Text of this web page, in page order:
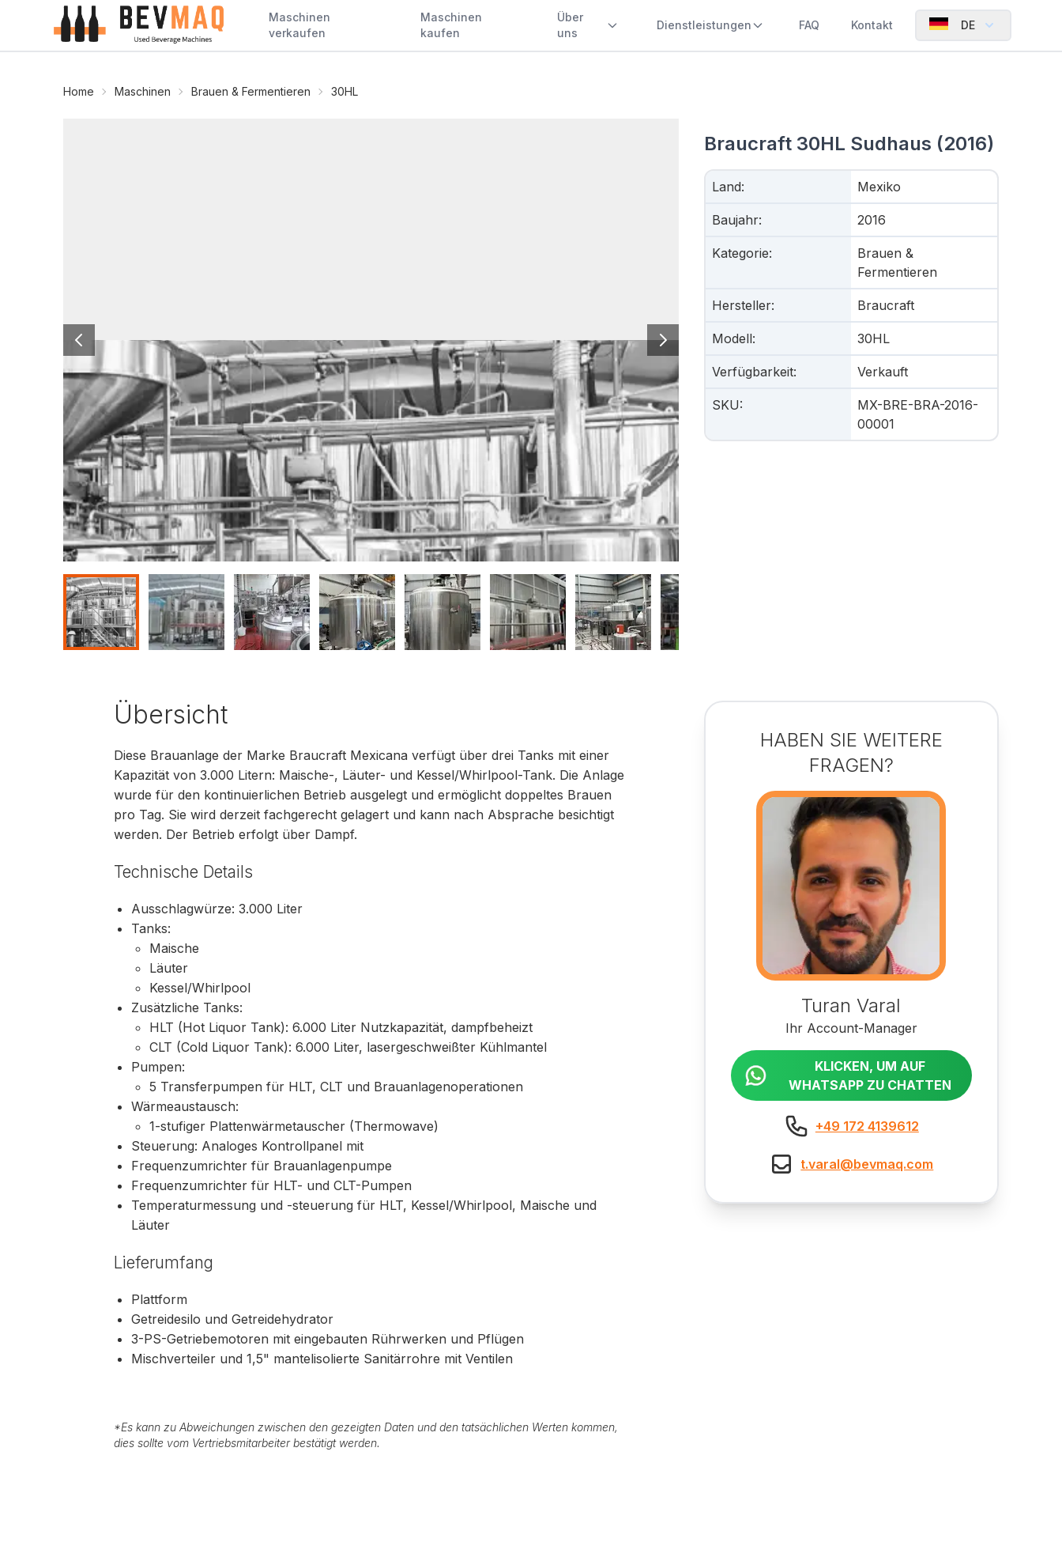
Maschinen
verkaufen
Maschinen
kaufen
Über
uns
Dienstleistungen FAQ Kontakt DE
Home Maschinen Brauen & Fermentieren 30HL
Braucraft 30HL Sudhaus (2016)
Land: Mexiko
Baujahr: 2016
Kategorie:
Brauen &
Fermentieren
Hersteller: Braucraft
Modell: 30HL
Verfügbarkeit: Verkauft
SKU:
MX-BRE-BRA-2016-
00001
Übersicht
Diese Brauanlage der Marke Braucraft Mexicana verfügt über drei Tanks mit einer
Kapazität von 3.000 Litern: Maische-, Läuter- und Kessel/Whirlpool-Tank. Die Anlage
wurde für den kontinuierlichen Betrieb ausgelegt und ermöglicht doppeltes Brauen
pro Tag. Sie wird derzeit fachgerecht gelagert und kann nach Absprache besichtigt
werden. Der Betrieb erfolgt über Dampf.
Technische Details
Ausschlagwürze: 3.000 Liter
Tanks:
Maische
Läuter
Kessel/Whirlpool
Zusätzliche Tanks:
HLT (Hot Liquor Tank): 6.000 Liter Nutzkapazität, dampfbeheizt
CLT (Cold Liquor Tank): 6.000 Liter, lasergeschweißter Kühlmantel
Pumpen:
5 Transferpumpen für HLT, CLT und Brauanlagenoperationen
Wärmeaustausch:
1-stufiger Plattenwärmetauscher (Thermowave)
Steuerung: Analoges Kontrollpanel mit
Frequenzumrichter für Brauanlagenpumpe
Frequenzumrichter für HLT- und CLT-Pumpen
Temperaturmessung und -steuerung für HLT, Kessel/Whirlpool, Maische und
Läuter
Lieferumfang
Plattform
Getreidesilo und Getreidehydrator
3-PS-Getriebemotoren mit eingebauten Rührwerken und Pflügen
Mischverteiler und 1,5" mantelisolierte Sanitärrohre mit Ventilen
*Es kann zu Abweichungen zwischen den gezeigten Daten und den tatsächlichen Werten kommen,
dies sollte vom Vertriebsmitarbeiter bestätigt werden.
HABEN SIE WEITERE
FRAGEN?
Turan Varal
Ihr Account-Manager
KLICKEN, UM AUF
WHATSAPP ZU CHATTEN
+49 172 4139612
t.varal@bevmaq.com